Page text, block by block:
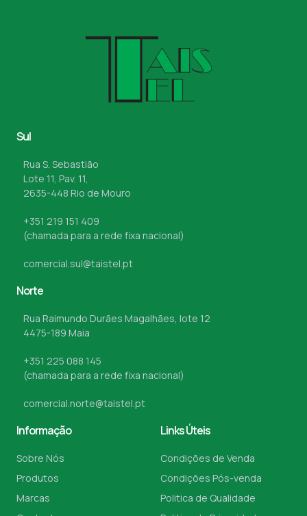
Sul
Rua S. Sebastião
Lote 11, Pav. 11,
2635-448 Rio de Mouro
+351 219 151 409
(chamada para a rede fixa nacional)
comercial.sul@taistel.pt
Norte
Rua Raimundo Durães Magalhães, lote 12
4475-189 Maia
+351 225 088 145
(chamada para a rede fixa nacional)
comercial.norte@taistel.pt
Informação
Sobre Nós
Produtos
Marcas
Links Úteis
Condições de Venda
Condições Pós-venda
Politica de Qualidade